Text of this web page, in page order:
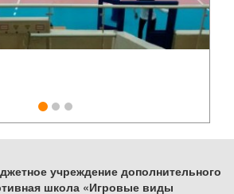
учреждение дополнительного
школа «Игровые виды